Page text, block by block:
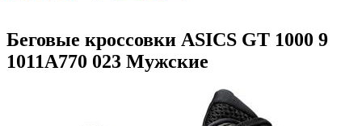
Беговые кроссовки ASICS GT 1000 9
1011A770 023 Мужские